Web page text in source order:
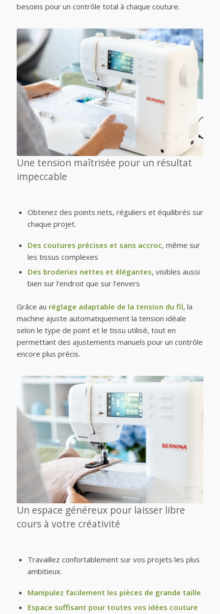
besoins pour un contrôle total à chaque couture.
Une tension maîtrisée pour un résultat
impeccable
Obtenez des points nets, réguliers et équilibrés sur
chaque projet.
Des coutures précises et sans accroc, même sur
les tissus complexes
Des broderies nettes et élégantes, visibles aussi
bien sur l’endroit que sur l’envers
Grâce au réglage adaptable de la tension du fil, la
machine ajuste automatiquement la tension idéale
selon le type de point et le tissu utilisé, tout en
permettant des ajustements manuels pour un contrôle
encore plus précis.
Un espace généreux pour laisser libre
cours à votre créativité
Travaillez confortablement sur vos projets les plus
ambitieux.
Manipulez facilement les pièces de grande taille
Espace suffisant pour toutes vos idées couture